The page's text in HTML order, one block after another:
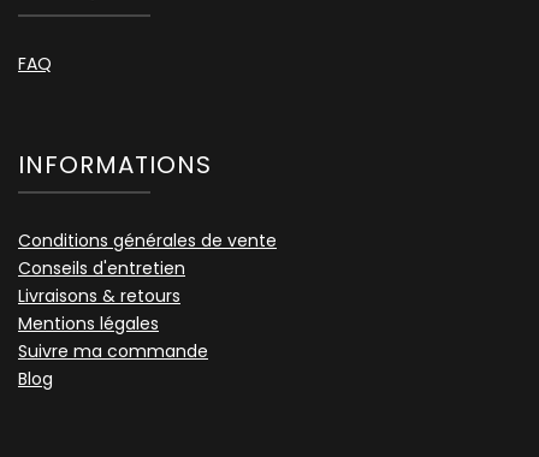
FAQ
INFORMATIONS
Conditions générales de vente
Conseils d'entretien
Livraisons & retours
Mentions légales
Suivre ma commande
Blog